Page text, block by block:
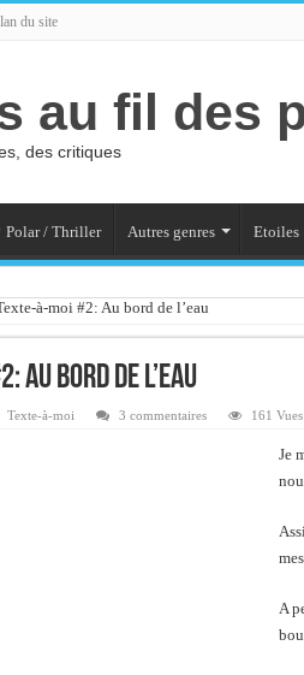
du site
au fil des
des critiques
Polar / Thriller Autres genres Etoiles
à-moi #2: Au bord de l’eau
Au bord de l’eau
Texte-à-moi 3 commentaires 161 Vues
Je
A